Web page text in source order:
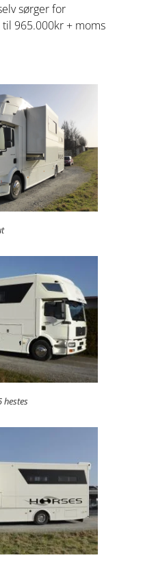
sørger for
965.000kr + moms
hestes